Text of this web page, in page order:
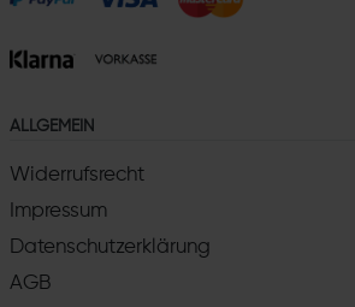
ALLGEMEIN
Widerrufsrecht
Impressum
Datenschutzerklärung
AGB